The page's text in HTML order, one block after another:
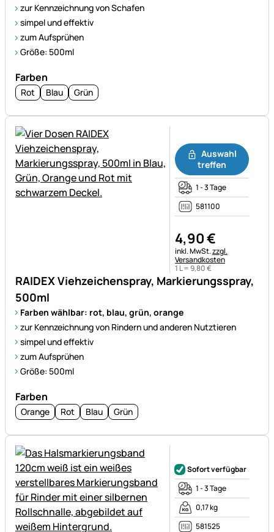
zur Kennzeichnung von Schafen
simpel und effektiv
zum Aufsprühen
Größe: 500ml
Farben
Rot Blau Grün
RAIDEX Viehzeichenspray, Markierungsspray,
500ml
Farben wählbar: rot, blau, grün, orange
zur Kennzeichnung von Rindern und anderen Nutztieren
simpel und effektiv
zum Aufsprühen
Größe: 500ml
Farben
Orange Rot Blau Grün
Auswahl
treffen
1 - 3 Tage
581100
4,90€
Steuerhinweis:
inkl. MwSt.zzgl.
Versandkosten
1 L =9,80€
Sofort verfügbar
1 - 3 Tage
0,17 kg
581525